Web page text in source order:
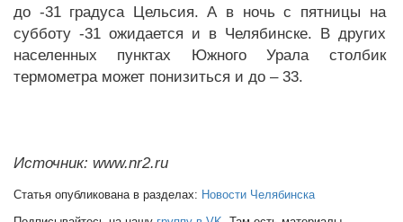
до -31 градуса Цельсия. А в ночь с пятницы на
субботу -31 ожидается и в Челябинске. В других
населенных пунктах Южного Урала столбик
термометра может понизиться и до – 33.
Источник: www.nr2.ru
Статья опубликована в разделах: Новости Челябинска